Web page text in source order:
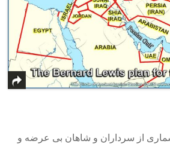
از سرداران و شاهان بی عرضه و